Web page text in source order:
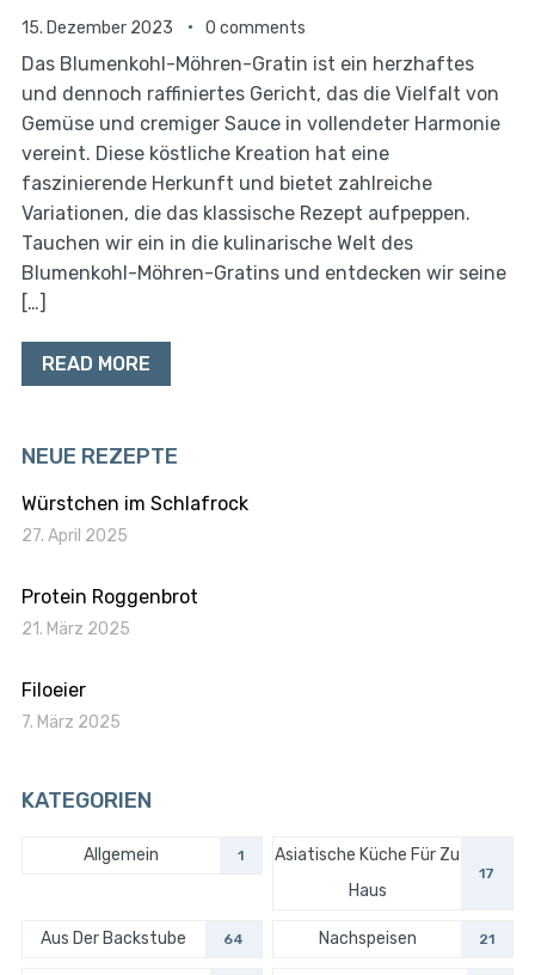
15. Dezember 2023 0 comments
Das Blumenkohl-Möhren-Gratin ist ein herzhaftes
und dennoch raffiniertes Gericht, das die Vielfalt von
Gemüse und cremiger Sauce in vollendeter Harmonie
vereint. Diese köstliche Kreation hat eine
faszinierende Herkunft und bietet zahlreiche
Variationen, die das klassische Rezept aufpeppen.
Tauchen wir ein in die kulinarische Welt des
Blumenkohl-Möhren-Gratins und entdecken wir seine
[…]
READ MORE
NEUE REZEPTE
Würstchen im Schlafrock
27. April 2025
Protein Roggenbrot
21. März 2025
Filoeier
7. März 2025
KATEGORIEN
Allgemein 1
Asiatische Küche Für Zu
Haus
17
Aus Der Backstube 64 Nachspeisen 21